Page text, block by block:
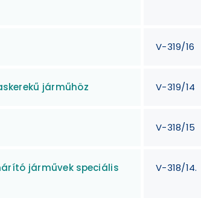
V-319/16
járműhöz V-319/14
V-318/15
járművek speciális
V-318/14.